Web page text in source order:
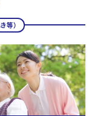
等）